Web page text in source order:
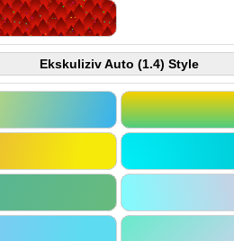
Ekskuliziv Auto (1.4) Style